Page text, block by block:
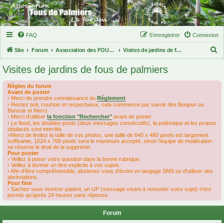
FAQ Connexion
S’enregistrer
Site Forum Association des FOUS DE PALMIERS Visites de jardins de fous de palmiers
Visites de jardins de fous de palmiers
Règles du forum
Avant de poster
› Merci de prendre connaissance du Réglement
› Restez poli, courtois et respectueux, cela commence par savoir dire Bonjour ou
Bonsoir et Merci.
› Merci d'utiliser la fonction "Rechercher" avant de poster
› Le flood, les doubles-posts (deux messages consécutifs), la polémique et les propos
déplacés sont interdits
>Merci de limitez la taille de vos photos, une taille de 640 x 480 pixels est largement
suffisante, 1024 x 768 pixels sera le maximum accepté, sinon l’équipe de modération
se réserve le droit de la supprimer.
Pour poster
› Veillez à poser votre question dans la bonne rubrique.
› Veillez à donner un titre explicite à vos sujets.
› Afin d'être compréhensible, abstenez vous d'écrire en langage SMS ou d'utiliser des
abréviations.
Pour finir
› Sachez vous montrer patient, un UP (message visant à remonter votre sujet) n'est
permis qu'après 24 heures sans réponse.
Forum